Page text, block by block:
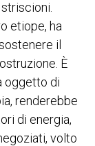
etiope, ha
il
È
oggetto di
renderebbe
di energia,
volto